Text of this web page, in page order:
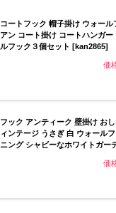
コートフック 帽子掛け ウォー
アン コート掛け コートハンガ
ルフック３個セット [kan2865]
価
フック アンティーク 壁掛け お
ィンテージ うさぎ 白 ウォール
ニング シャビーなホワイトガー
価